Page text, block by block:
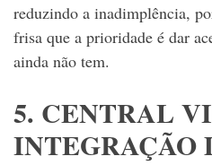
reduzindo a inadimplência,
frisa que a prioridade é dar
ainda não tem.
5. CENTRAL
INTEGRAÇÃO